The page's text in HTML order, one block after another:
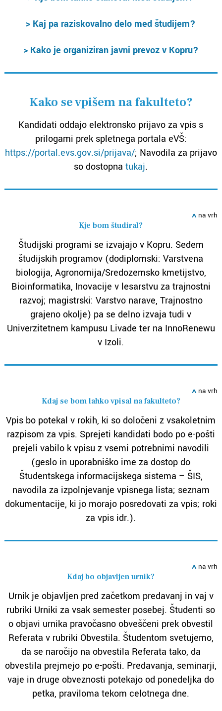
> Kaj pa raziskovalno delo med študijem?
> Kako je organiziran javni prevoz v Kopru?
Kako se vpišem na fakulteto?
Kandidati oddajo elektronsko prijavo za vpis s
prilogami prek spletnega portala eVŠ:
https://portal.evs.gov.si/prijava/; Navodila za prijavo
so dostopnatukaj.
na vrh
Kje bom študiral?
Študijski programi se izvajajo v Kopru. Sedem
študijskih programov (dodiplomski: Varstvena
biologija, Agronomija/Sredozemsko kmetijstvo,
Bioinformatika, Inovacije v lesarstvu za trajnostni
razvoj; magistrski: Varstvo narave, Trajnostno
grajeno okolje) pa se delno izvaja tudi v
Univerzitetnem kampusu Livade ter na InnoRenewu
v Izoli.
na vrh
Kdaj se bom lahko vpisal na fakulteto?
Vpis bo potekal v rokih, ki so določeni z vsakoletnim
razpisom za vpis. Sprejeti kandidati bodo po e-pošti
prejeli vabilo k vpisu z vsemi potrebnimi navodili
(geslo in uporabniško ime za dostop do
Študentskega informacijskega sistema – ŠIS,
navodila za izpolnjevanje vpisnega lista; seznam
dokumentacije, ki jo morajo posredovati za vpis; roki
za vpis idr.).
na vrh
Kdaj bo objavljen urnik?
Urnik je objavljen pred začetkom predavanj in vaj v
rubriki Urniki za vsak semester posebej. Študenti so
o objavi urnika pravočasno obveščeni prek obvestil
Referata v rubriki Obvestila. Študentom svetujemo,
da se naročijo na obvestila Referata tako, da
obvestila prejmejo po e-pošti. Predavanja, seminarji,
vaje in druge obveznosti potekajo od ponedeljka do
petka, praviloma tekom celotnega dne.